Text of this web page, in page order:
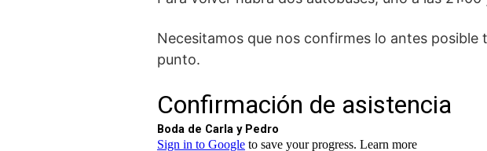
Necesitamos que nos confirmes lo antes
punto.